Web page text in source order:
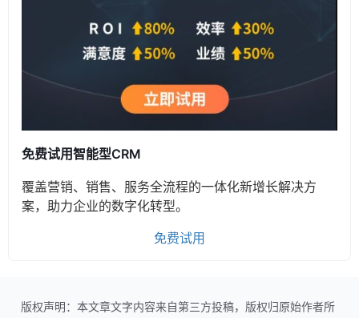
免费试用智能型CRM
覆盖营销、销售、服务全流程的一体化新增长解决方
案，助力企业的数字化转型。
免费试用
版权声明：本文章文字内容来自第三方投稿，版权归原始作者所